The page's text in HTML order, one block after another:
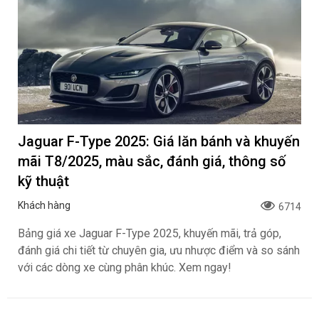
Jaguar F-Type 2025: Giá lăn bánh và khuyến
mãi T8/2025, màu sắc, đánh giá, thông số
kỹ thuật
Khách hàng 6714
Bảng giá xe Jaguar F-Type 2025, khuyến mãi, trả góp,
đánh giá chi tiết từ chuyên gia, ưu nhược điểm và so sánh
với các dòng xe cùng phân khúc. Xem ngay!